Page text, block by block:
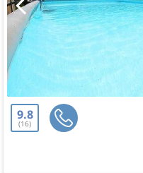
9.8
16